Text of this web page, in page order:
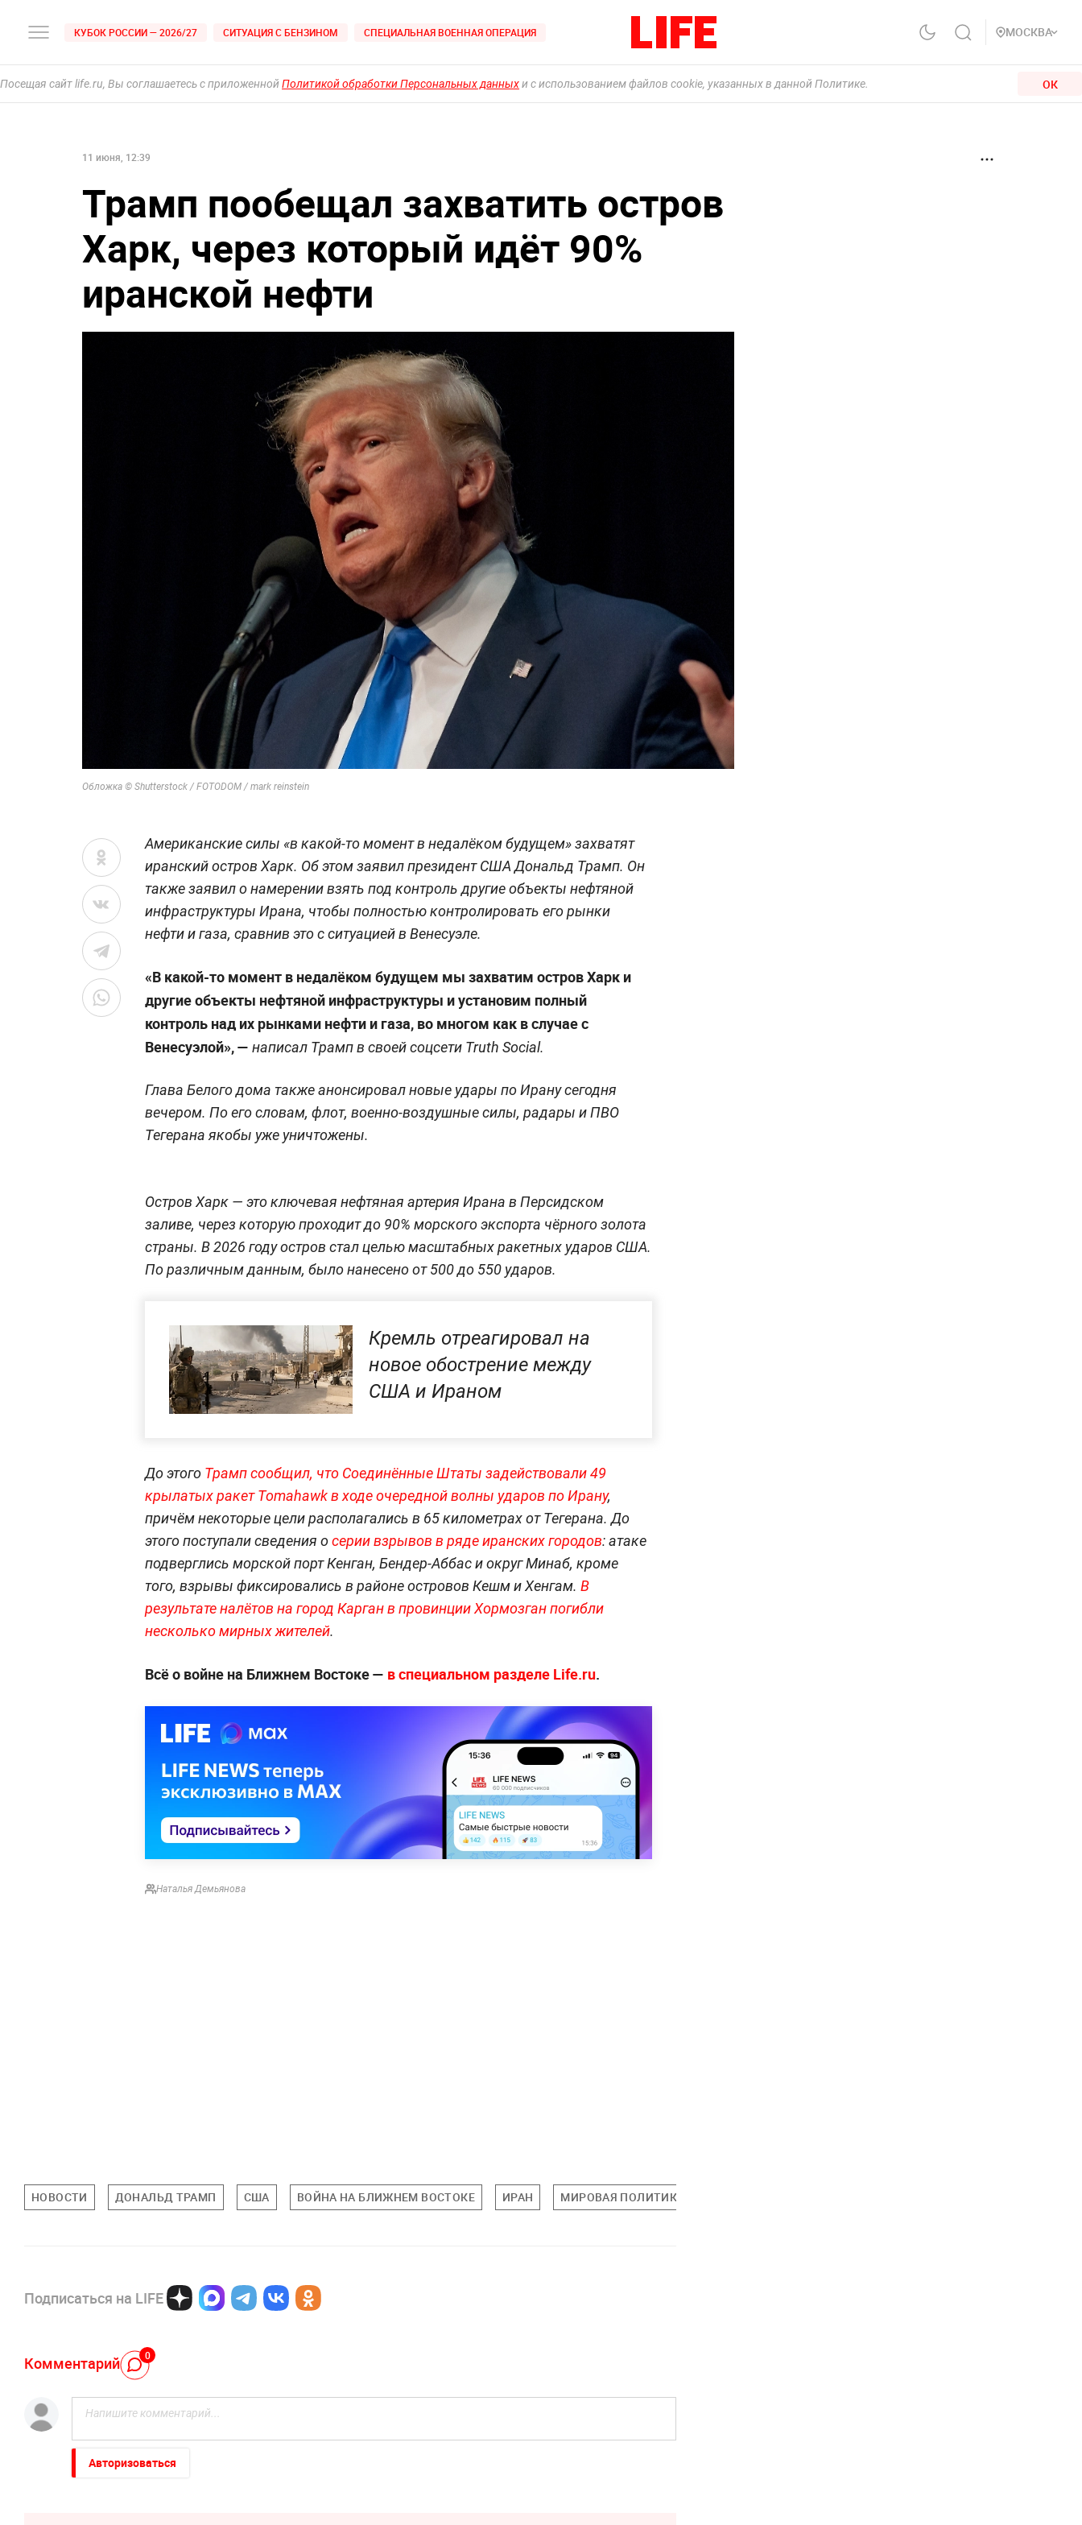
КУБОК РОССИИ — 2026/27 СИТУАЦИЯ С БЕНЗИНОМ СПЕЦИАЛЬНАЯ ВОЕННАЯ ОПЕРАЦИЯ МОСКВА
Посещая сайт life.ru, Вы соглашаетесь с приложеннойПолитикой обработки Персональных данныхи с использованием файлов cookie, указанных в данной Политике. ОК
11 июня, 12:39
Трамп пообещал захватить остров
Харк, через который идёт 90%
иранской нефти
Обложка © Shutterstock / FOTODOM / mark reinstein
Американские силы «в какой-то момент в недалёком будущем» захватят
иранский остров Харк. Об этом заявил президент США Дональд Трамп. Он
также заявил о намерении взять под контроль другие объекты нефтяной
инфраструктуры Ирана, чтобы полностью контролировать его рынки
нефти и газа, сравнив это с ситуацией в Венесуэле.
«В какой-то момент в недалёком будущем мы захватим остров Харк и
другие объекты нефтяной инфраструктуры и установим полный
контроль над их рынками нефти и газа, во многом как в случае с
Венесуэлой», — написал Трамп в своей соцсети Truth Social.
Глава Белого дома также анонсировал новые удары по Ирану сегодня
вечером. По его словам, флот, военно-воздушные силы, радары и ПВО
Тегерана якобы уже уничтожены.
Остров Харк — это ключевая нефтяная артерия Ирана в Персидском
заливе, через которую проходит до 90% морского экспорта чёрного золота
страны. В 2026 году остров стал целью масштабных ракетных ударов США.
По различным данным, было нанесено от 500 до 550 ударов.
Кремль отреагировал на
новое обострение между
США и Ираном
До этого Трамп сообщил, что Соединённые Штаты задействовали 49
крылатых ракет Tomahawk в ходе очередной волны ударов по Ирану,
причём некоторые цели располагались в 65 километрах от Тегерана. До
этого поступали сведения осерии взрывов в ряде иранских городов: атаке
подверглись морской порт Кенган, Бендер-Аббас и округ Минаб, кроме
того, взрывы фиксировались в районе островов Кешм и Хенгам. В
результате налётов на город Карган в провинции Хормозган погибли
несколько мирных жителей.
Всё о войне на Ближнем Востоке — в специальном разделе Life.ru.
Наталья Демьянова
НОВОСТИ ДОНАЛЬД ТРАМП США ВОЙНА НА БЛИЖНЕМ ВОСТОКЕ ИРАН МИРОВАЯ ПОЛИТИКА
Подписаться на LIFE
Комментарий 0
Авторизоваться